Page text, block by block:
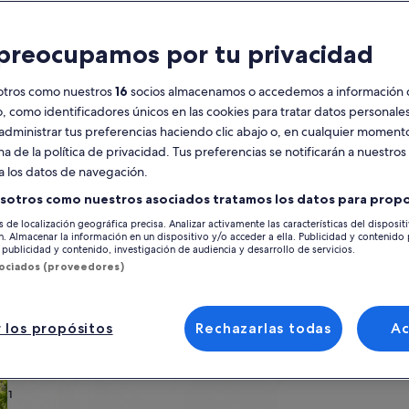
Tus
actuales
son
August
de
2026
y
de
2026.
lun.lunesmar.martes
mié.miércoles
jue.jueves
vie.viernes
sáb.sábado
dom.domingo
3 4 5 6 7 8 9
10 11 12 13
22
29 30
31
lun.lunesmar.
7 8 9
21 22
28 29
en Dennes Point, ¡y elige el sitio perfecto para tu escapada!
uno de los servicios que podéis necesitar tú y los tuyos, como, por
y con características de accesibilidad.
tu estilo
por tu privacidad
como nuestros16 socios almacenamos o accedemos a información
como identificadores únicos en las cookies para tratar datos
tus preferencias haciendo clic abajo o, en cualquier
de la política de privacidad. Tus preferencias se notificarán a nuestros
los datos de navegación.
como nuestros asociados tratamos los datos para
de localización geográfica precisa. Analizar activamente las características del
Almacenar la información en un dispositivo y/o acceder a ella. Publicidad y contenido
y contenido, investigación de audiencia y desarrollo de servicios.
(proveedores)
los propósitos Rechazarlas todas